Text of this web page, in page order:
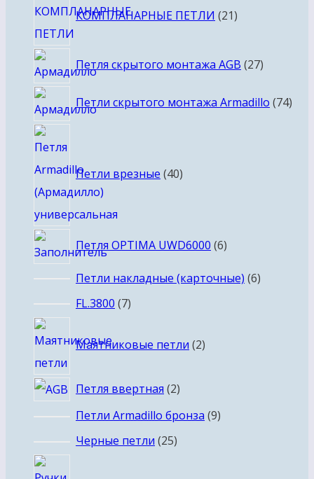
КОМПЛАНАРНЫЕ ПЕТЛИ 21товар
Петля скрытого монтажа AGB 2727
Петли скрытого монтажа Armadillo 7474
Петли врезные 40
Петля OPTIMA UWD6000 66
Петли накладные (карточные) 66
FL.3800 77
Маятниковые петли 2товара
Петля ввертная 22
товара
Петли Armadillo бронза 99
Черные петли 2525